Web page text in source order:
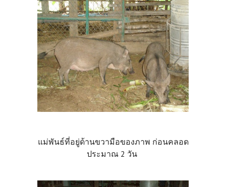
แม่พันธ์ที่อยู่ด้านขวามือของภาพ ก่อนคลอด
ประมาณ 2 วัน